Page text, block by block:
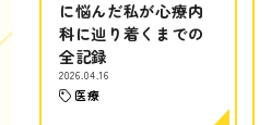
に悩んだ私が心療内
科に辿り着くまでの
全記録
2026.04.16
医療